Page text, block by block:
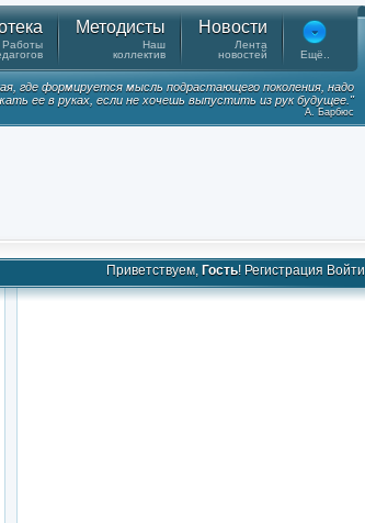
Работы
Методисты
Наш
коллектив
Новости
Лента
новостей
Ещё..
где формируется мысль подрастающего поколения, надо
ее в руках, если не хочешь выпустить из рук будущее."
А. Барбюс
Приветствуем, Гость! Регистрация Войти